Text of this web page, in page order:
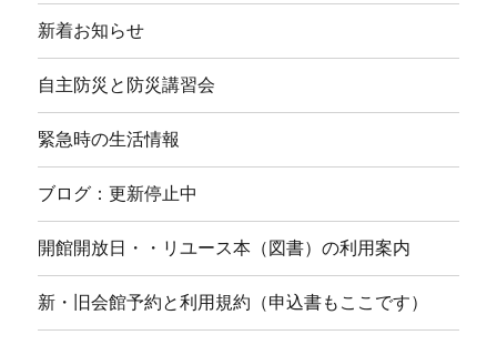
新着お知らせ
自主防災と防災講習会
緊急時の生活情報
ブログ：更新停止中
開館開放日・・リユース本（図書）の利用案内
新・旧会館予約と利用規約（申込書もここです）